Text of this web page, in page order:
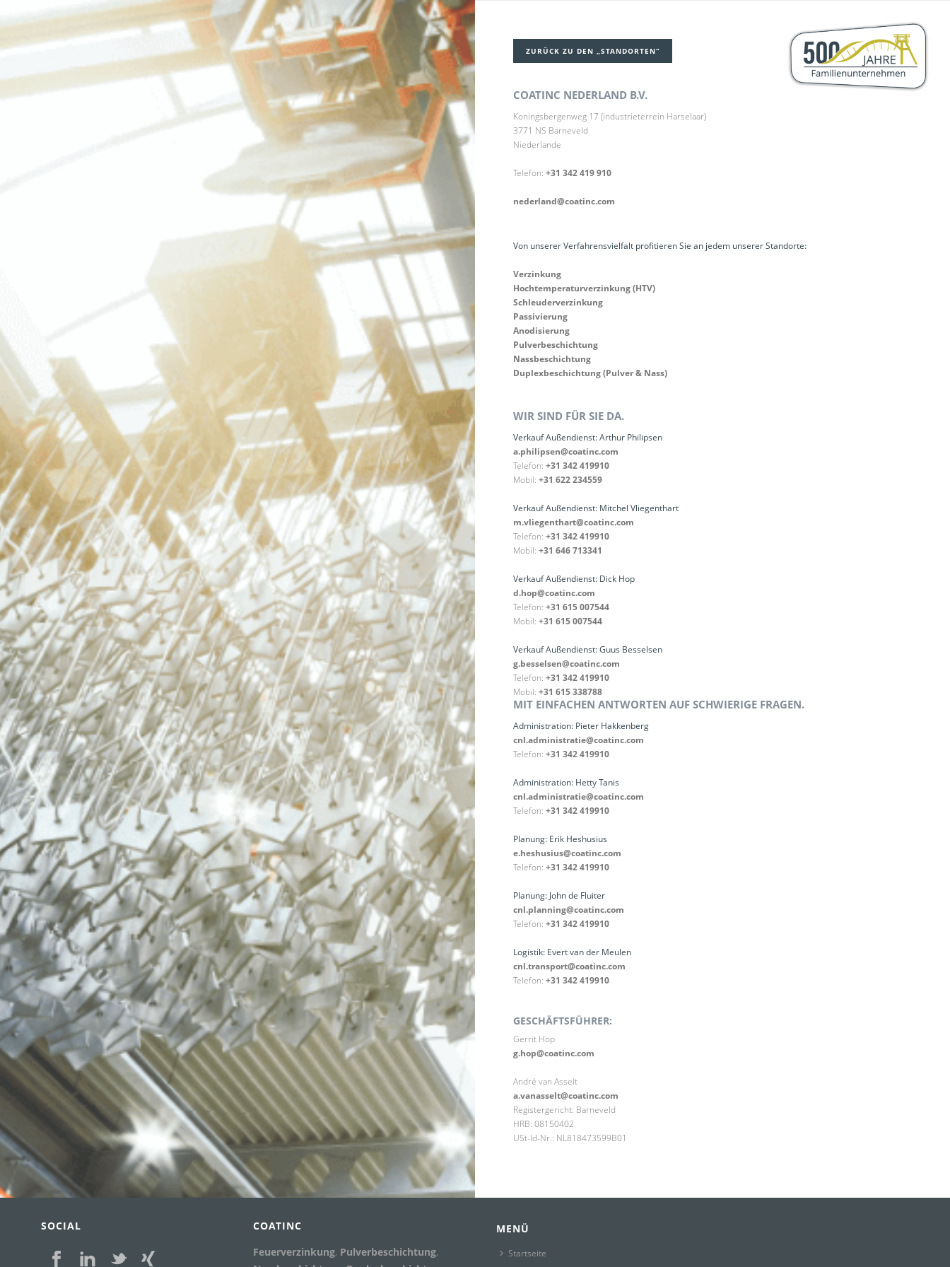
ZURÜCK ZU DEN „STANDORTEN“
COATINC NEDERLAND B.V.
Koningsbergenweg 17 (industrieterrein Harselaar)
3771 NS Barneveld
Niederlande
Telefon: +31 342 419 910
nederland@coatinc.com
Von unserer Verfahrensvielfalt profitieren Sie an jedem unserer Standorte:
Verzinkung
Hochtemperaturverzinkung (HTV)
Schleuderverzinkung
Passivierung
Anodisierung
Pulverbeschichtung
Nassbeschichtung
Duplexbeschichtung (Pulver & Nass)
WIR SIND FÜR SIE DA.
Verkauf Außendienst: Arthur Philipsen
a.philipsen@coatinc.com
Telefon: +31 342 419910
Mobil: +31 622 234559
Verkauf Außendienst: Mitchel Vliegenthart
m.vliegenthart@coatinc.com
Telefon: +31 342 419910
Mobil: +31 646 713341
Verkauf Außendienst: Dick Hop
d.hop@coatinc.com
Telefon: +31 615 007544
Mobil: +31 615 007544
Verkauf Außendienst: Guus Besselsen
g.besselsen@coatinc.com
Telefon: +31 342 419910
Mobil: +31 615 338788
MIT EINFACHEN ANTWORTEN AUF SCHWIERIGE FRAGEN.
Administration: Pieter Hakkenberg
cnl.administratie@coatinc.com
Telefon: +31 342 419910
Administration: Hetty Tanis
cnl.administratie@coatinc.com
Telefon: +31 342 419910
Planung: Erik Heshusius
e.heshusius@coatinc.com
Telefon: +31 342 419910
Planung: John de Fluiter
cnl.planning@coatinc.com
Telefon: +31 342 419910
Logistik: Evert van der Meulen
cnl.transport@coatinc.com
Telefon: +31 342 419910
GESCHÄFTSFÜHRER:
Gerrit Hop
g.hop@coatinc.com
André van Asselt
a.vanasselt@coatinc.com
Registergericht: Barneveld
HRB: 08150402
USt-Id-Nr.: NL818473599B01
SOCIAL
COATINC
Feuerverzinkung, Pulverbeschichtung,
MENÜ
Startseite